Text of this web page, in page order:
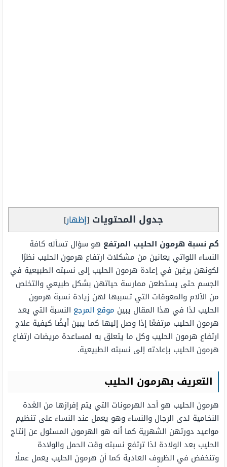
جدول المحتويات [إظهار]
كم نسبة هرمون الحليب المرتفع هو سؤال تسأله كافة
النساء اللواتي يعانين من مشكلات ارتفاع هرمون الحليب نظرًا
لكونهن يرغبن في إعادة هرمون الحليب إلى نسبته الطبيعية في
الجسم حتى يستطعن ممارسة حياتهن بشكل طبيعي والتخلص
من الآلام والمعوقات التي تسببها لهن زيادة نسبة هرمون
الحليب لذا في هذا المقال يبين موقع المرجع النسبة التي يعد
هرمون الحليب مرتفعًا إذا وصل إليها كما يبين أيضًا كيفية علاج
ارتفاع هرمون الحليب وكل ما يتعلق به لمساعدة مريضات ارتفاع
هرمون الحليب بإعادته إلى نسبته الطبيعية.
التعريف بهرمون الحليب
هرمون الحليب هو أحد الهرمونات التي يتم إفرازها من الغدة
النخامية لدى الرجال والنساء وهو يعمل عند النساء على تنظيم
مواعيد دورتهن الشهرية كما أنه هو الهرمون المسئول عن إنتاج
الحليب بعد الولادة لذا ترتفع نسبته وقت الحمل والولادة
وتنخفض في الظروف العادية كما أن هرمون الحليب يعمل عملًا